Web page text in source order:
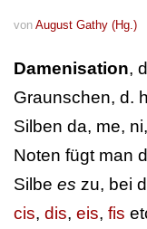
von August Gathy (Hg.)
Damenisation,
Graunschen, d.
Silben da, me,
Noten fügt man
Silbe es zu, bei
cis, dis, eis, fis